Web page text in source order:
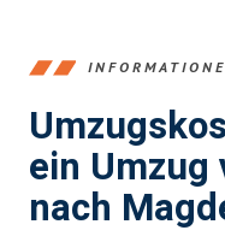
ein Umzug
nach